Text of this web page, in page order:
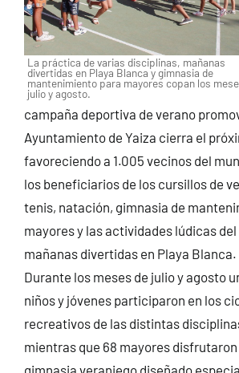
La práctica de varias disciplinas, mañanas
divertidas en Playa Blanca y gimnasia de
mantenimiento para mayores copan los
julio y agosto.
campaña deportiva de verano
Ayuntamiento de Yaiza cierra el
favoreciendo a 1.005 vecinos del
los beneficiarios de los cursillos de
tenis, natación, gimnasia de
mayores y las actividades lúdicas
mañanas divertidas en Playa Blanca.
Durante los meses de julio y agosto
niños y jóvenes participaron en los
recreativos de las distintas
mientras que 68 mayores disfrutaron
gimnasia veraniego diseñado